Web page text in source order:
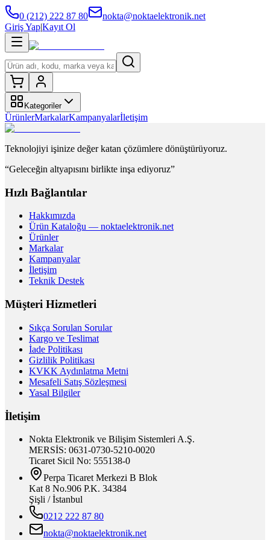
0 (212) 222 87 80
nokta@noktaelektronik.net
Giriş Yap|Kayıt Ol
Kategoriler
ÜrünlerMarkalarKampanyalarİletişim
Teknolojiyi işinize değer katan çözümlere dönüştürüyoruz.
“Geleceğin altyapısını birlikte inşa ediyoruz”
Hızlı Bağlantılar
Hakkımızda
Ürün Kataloğu — noktaelektronik.net
Ürünler
Markalar
Kampanyalar
İletişim
Teknik Destek
Müşteri Hizmetleri
Sıkça Sorulan Sorular
Kargo ve Teslimat
İade Politikası
Gizlilik Politikası
KVKK Aydınlatma Metni
Mesafeli Satış Sözleşmesi
Yasal Bilgiler
İletişim
Nokta Elektronik ve Bilişim Sistemleri A.Ş.
MERSİS: 0631-0730-5210-0020
Ticaret Sicil No: 555138-0
Perpa Ticaret Merkezi B Blok
Kat 8 No.906 P.K. 34384
Şişli / İstanbul
0212 222 87 80
nokta@noktaelektronik.net